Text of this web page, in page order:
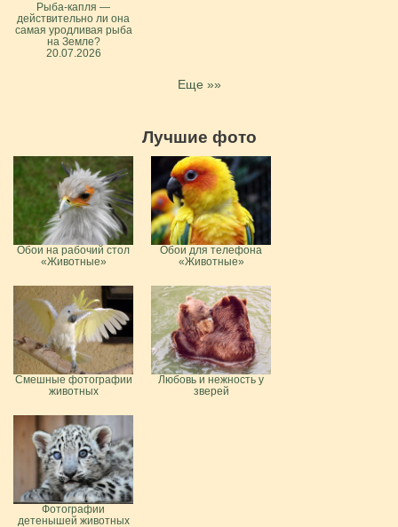
Рыба-капля —
действительно ли она
самая уродливая рыба
на Земле?
20.07.2026
Еще »»
Лучшие фото
Обои на рабочий стол
«Животные»
Обои для телефона
«Животные»
Смешные фотографии
животных
Любовь и нежность у
зверей
Фотографии
детенышей животных